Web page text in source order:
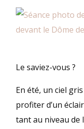
Le saviez-vous ?
En été, un ciel
profiter d’un
tant au niveau de